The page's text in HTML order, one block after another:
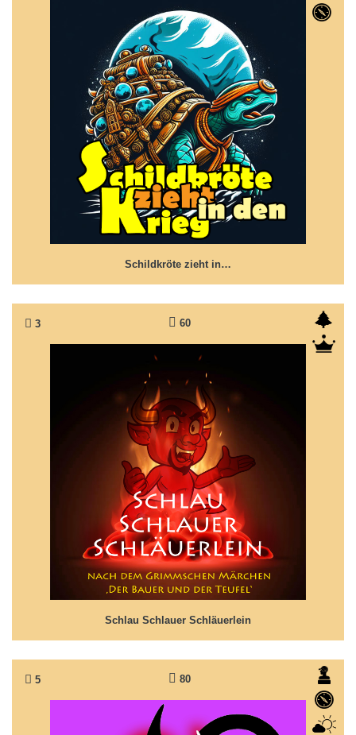
Schildkröte zieht in…
Schildkröte zieht in den Krieg
Früher trug Sie die Welt, das Universum an sich auf
ihrem Rücken...
3 60
Schlau Schlauer Schläuerlein
Schlau Schlauer Schläuerlein
Märchen nach Grimms 'Der Bauer und der Teufel'
5 80